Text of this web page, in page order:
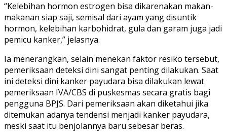
“Kelebihan hormon estrogen bisa dikarenakan makan-
makanan siap saji, semisal dari ayam yang disuntik
hormon, kelebihan karbohidrat, gula dan garam juga jadi
pemicu kanker,” jelasnya.
Ia menerangkan, selain menekan faktor resiko tersebut,
pemeriksaan deteksi dini sangat penting dilakukan. Saat
ini deteksi dini kanker payudara bisa dilakukan lewat
pemeriksaan IVA/CBS di puskesmas secara gratis bagi
pengguna BPJS. Dari pemeriksaan akan diketahui jika
ditemukan adanya tendensi menjadi kanker payudara,
meski saat itu benjolannya baru sebesar beras.